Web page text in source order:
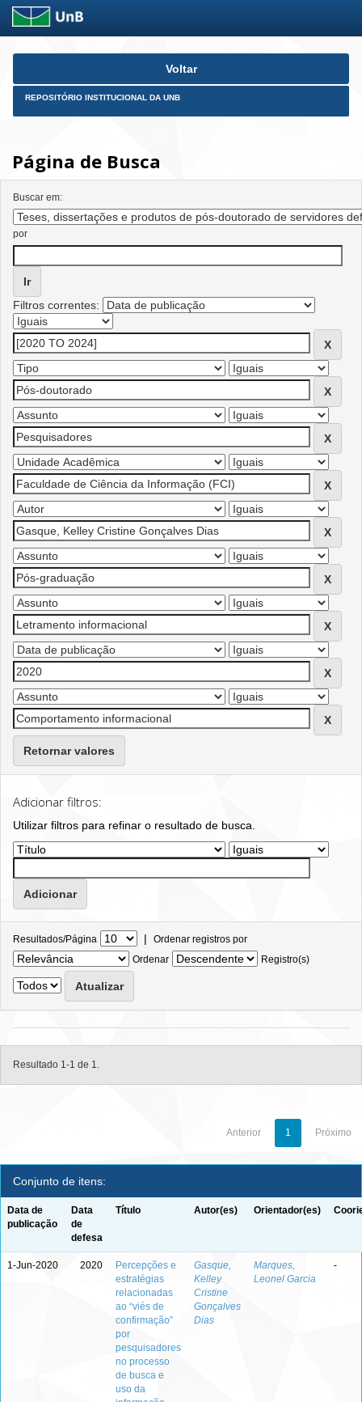
Skip
Voltar
REPOSITÓRIO INSTITUCIONAL DA UNB
Página de Busca
Buscar em:
por
Filtros correntes:
Retornar valores
Adicionar filtros:
Utilizar filtros para refinar o resultado de busca.
Resultados/Página | Ordenar registros por
Ordenar
Registro(s)
Resultado 1-1 de 1.
Anterior 1 Próximo
Conjunto de itens:
Data de
publicação
Data
de
defesa
Título Autor(es) Orientador(es)
1-Jun-2020 2020
Percepções e
estratégias
relacionadas
ao “viés de
confirmação”
por
pesquisadores
no processo
de busca e
uso da
Gasque,
Kelley
Cristine
Gonçalves
Dias
Marques,
Leonel Garcia
-